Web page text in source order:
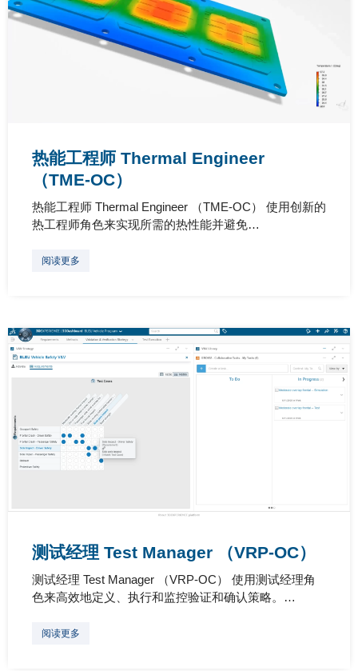
热能工程师 Thermal Engineer
（TME-OC）
热能工程师 Thermal Engineer （TME-OC） 使用创新的
热工程师角色来实现所需的热性能并避免…
阅读更多
测试经理 Test Manager （VRP-OC）
测试经理 Test Manager （VRP-OC） 使用测试经理角
色来高效地定义、执行和监控验证和确认策略。…
阅读更多